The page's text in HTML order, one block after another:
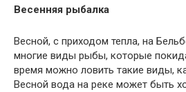
Весенняя рыбалка
Весной, с приходом тепла, на
многие виды рыбы, которые
время можно ловить такие виды,
Весной вода на реке может быть